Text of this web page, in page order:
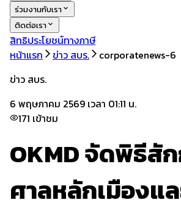
ร่วมงานกับเรา
ติดต่อเรา
สิทธิประโยชน์ทางภาษี
หน้าแรก
ข่าว สบร.
corporatenews-6
ข่าว สบร.
6 พฤษภาคม 2569 เวลา 01:11 น.
171 เข้าชม
OKMD จัดพิธีสัก
ศาลหลักเมืองแ